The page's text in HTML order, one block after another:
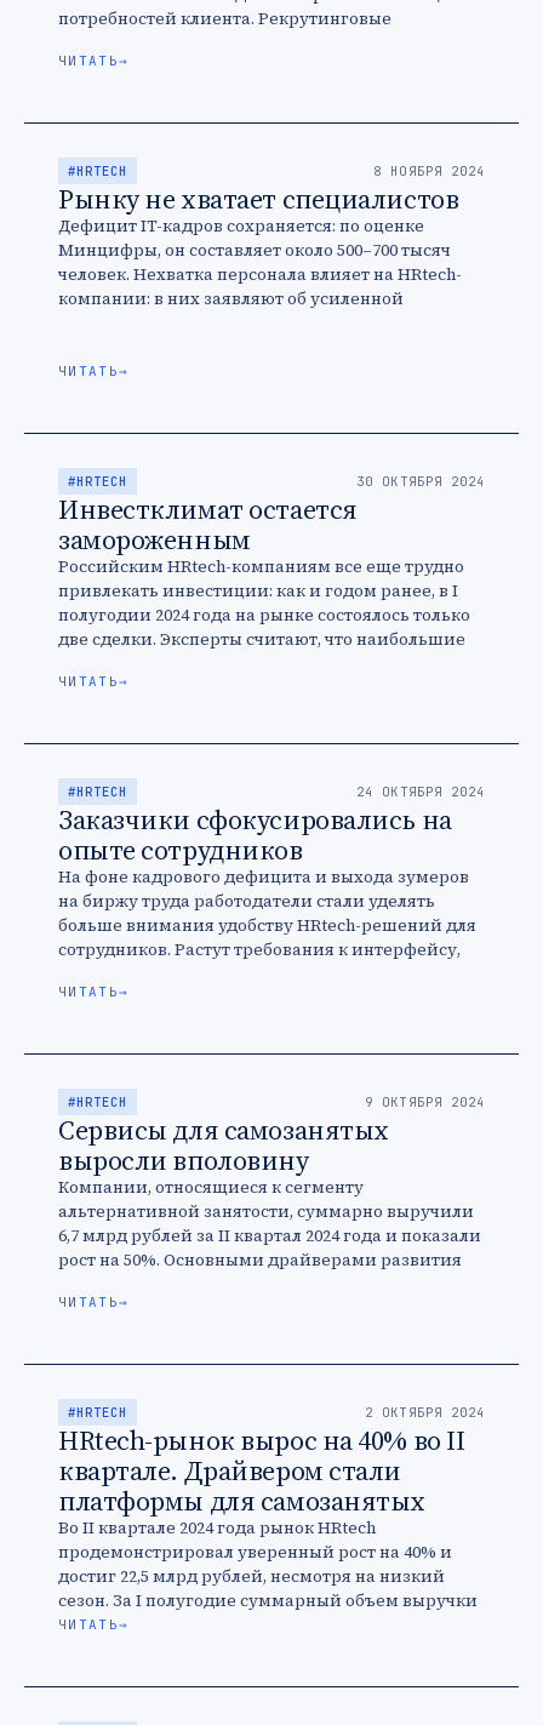
потребностей клиента. Рекрутинговые
занятость», а сервисы для гигов, …
ЧИТАТЬ→
#HRTECH 8 НОЯБРЯ 2024
Рынку не хватает специалистов
Дефицит IT-кадров сохраняется: по оценке
Минцифры, он составляет около 500–700 тысяч
человек. Нехватка персонала влияет на HRtech-
компании: в них заявляют об усиленной
ЧИТАТЬ→
#HRTECH 30 ОКТЯБРЯ 2024
Инвестклимат остается
замороженным
Российским HRtech-компаниям все еще трудно
привлекать инвестиции: как и годом ранее, в I
полугодии 2024 года на рынке состоялось только
две сделки. Эксперты считают, что наибольшие
ЧИТАТЬ→
#HRTECH 24 ОКТЯБРЯ 2024
Заказчики сфокусировались на
опыте сотрудников
На фоне кадрового дефицита и выхода зумеров
на биржу труда работодатели стали уделять
больше внимания удобству HRtech-решений для
сотрудников. Растут требования к интерфейсу,
возможности персонализации. …
ЧИТАТЬ→
#HRTECH 9 ОКТЯБРЯ 2024
Сервисы для самозанятых
выросли вполовину
Компании, относящиеся к сегменту
альтернативной занятости, суммарно выручили
6,7 млрд рублей за II квартал 2024 года и показали
рост на 50%. Основными драйверами развития
самозанятых …
ЧИТАТЬ→
#HRTECH 2 ОКТЯБРЯ 2024
HRtech-рынок вырос на 40% во II
квартале. Драйвером стали
платформы для самозанятых
Во II квартале 2024 года рынок HRtech
продемонстрировал уверенный рост на 40% и
достиг 22,5 млрд рублей, несмотря на низкий
сезон. За I полугодие суммарный объем выручки
топ-80 компаний составил …
ЧИТАТЬ→